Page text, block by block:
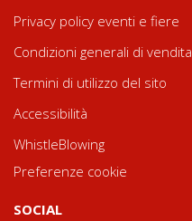
Privacy policy eventi e fiere
Condizioni generali di vendita
Termini di utilizzo del sito
Accessibilità
WhistleBlowing
Preferenze cookie
SOCIAL